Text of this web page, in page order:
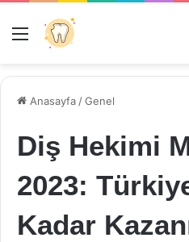
Menü
Anasayfa /Genel
Diş Hekimi
2023:
Kadar